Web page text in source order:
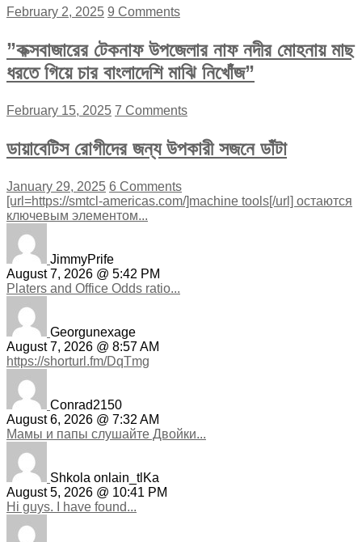
February 2, 2025 9 Comments
”কক্সবাজারের টেকনাফ উপজেলার নাফ নদীর মোহনায় মাছ
ধরতে গিয়ে চার বাংলাদেশি মাঝি নিখোঁজ”
February 15, 2025 7 Comments
ডায়াবেটিস রোগীদের জন্য উপকারী সজনে ডাঁটা
January 29, 2025 6 Comments
[url=https://smtcl-americas.com/]machine tools[/url] остаются
ключевым элементом...
JimmyPrife
August 7, 2026 @ 5:42 PM
Platers and Office Odds ratio...
Georgunexage
August 7, 2026 @ 8:57 AM
https://shorturl.fm/DqTmg
Conrad2150
August 6, 2026 @ 7:32 AM
Мамы и папы слушайте Двойки...
Shkola onlain_tlKa
August 5, 2026 @ 10:41 PM
Hi guys. I have found...